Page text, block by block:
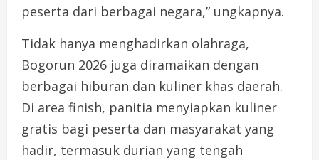
peserta dari berbagai negara,” ungkapnya.
Tidak hanya menghadirkan olahraga,
Bogorun 2026 juga diramaikan dengan
berbagai hiburan dan kuliner khas daerah.
Di area finish, panitia menyiapkan kuliner
gratis bagi peserta dan masyarakat yang
hadir, termasuk durian yang tengah